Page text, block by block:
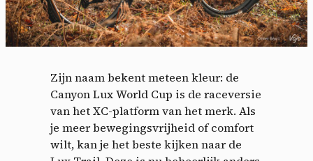
Zijn naam bekent meteen kleur: de
Canyon Lux World Cup is de raceversie
van het XC-platform van het merk. Als
je meer bewegingsvrijheid of comfort
wilt, kan je het beste kijken naar de